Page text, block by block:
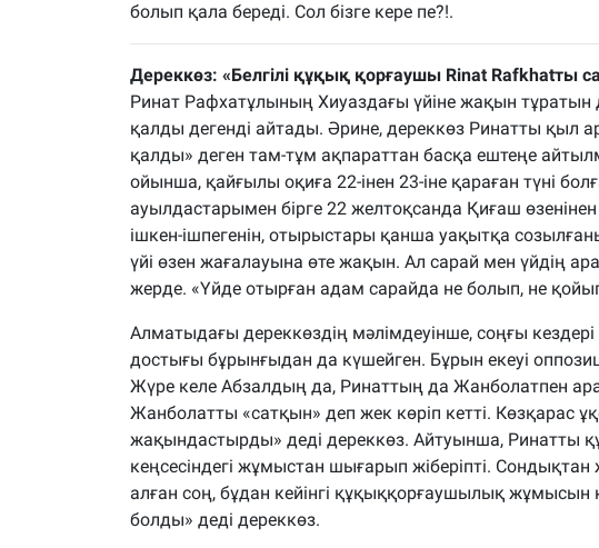
болып қала береді. Сол бізге кере пе?!.
Дереккөз: «Белгілі құқық қорғаушы Rinat Rafkhatты
Ринат Рафхатұлының Хиуаздағы үйіне жақын
қалды дегенді айтады. Әрине, дереккөз Ринатты қыл
қалды» деген там-тұм ақпараттан басқа ештеңе
ойынша, қайғылы оқиға 22-інен 23-іне қараған түні
ауылдастарымен бірге 22 желтоқсанда Қиғаш
ішкен-ішпегенін, отырыстары қанша уақытқа
үйі өзен жағалауына өте жақын. Ал сарай мен үйдің
жерде. «Үйде отырған адам сарайда не болып, не
Алматыдағы дереккөздің мәлімдеуінше, соңғы
достығы бұрынғыдан да күшейген. Бұрын екеуі
Жүре келе Абзалдың да, Ринаттың да Жанболатпен
Жанболатты «сатқын» деп жек көріп кетті. Көзқарас
жақындастырды» деді дереккөз. Айтуынша, Ринатты
кеңсесіндегі жұмыстан шығарып жіберіпті.
алған соң, бұдан кейінгі құқыққорғаушылық
болды» деді дереккөз.